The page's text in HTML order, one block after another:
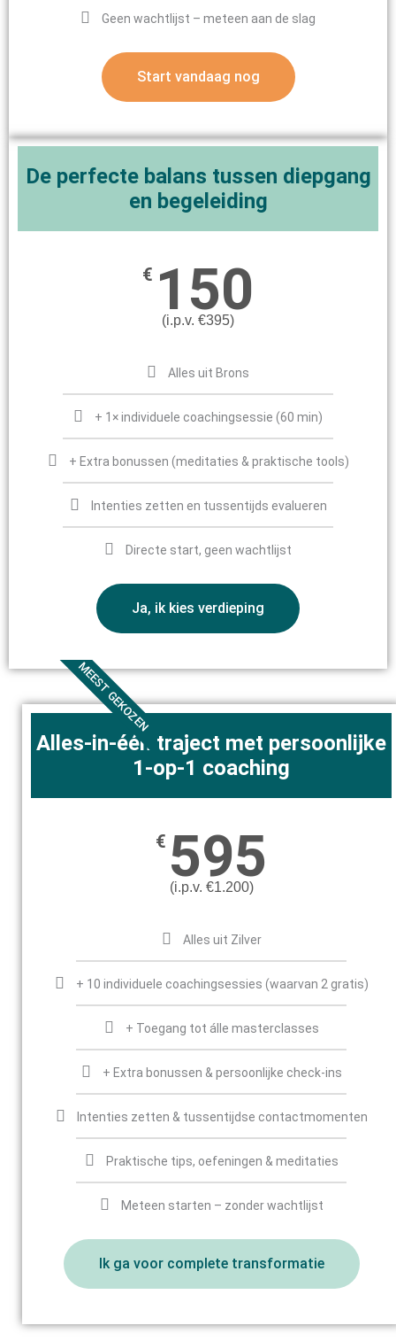
Geen wachtlijst – meteen aan de slag
Start vandaag nog
De perfecte balans tussen diepgang
en begeleiding
€ 150
(i.p.v. €395)
Alles uit Brons
+ 1× individuele coachingsessie (60 min)
+ Extra bonussen (meditaties & praktische tools)
Intenties zetten en tussentijds evalueren
Directe start, geen wachtlijst
Ja, ik kies verdieping
MEEST GEKOZEN
Alles-in-één traject met persoonlijke
1-op-1 coaching
€ 595
(i.p.v. €1.200)
Alles uit Zilver
+ 10 individuele coachingsessies (waarvan 2 gratis)
+ Toegang tot álle masterclasses
+ Extra bonussen & persoonlijke check-ins
Intenties zetten & tussentijdse contactmomenten
Praktische tips, oefeningen & meditaties
Meteen starten – zonder wachtlijst
Ik ga voor complete transformatie